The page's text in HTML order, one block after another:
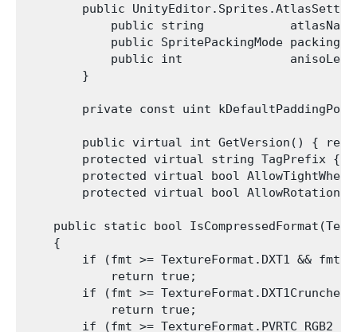
public
public string
public SpritePackingMode
public int
        }
private const uint kDefaultPaddingPower
public virtual int GetVersion() {
protected virtual string TagPrefix {
protected virtual bool
protected virtual bool
public static bool
    {
if (fmt >= TextureFormat.DXT1 && fmt
            return true;
if (fmt >= TextureFormat.DXT1Crunched
            return true;
if (fmt >= TextureFormat.PVRTC_RGB2